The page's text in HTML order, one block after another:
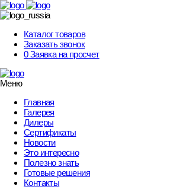
Skip
to
Каталог товаров
Заказать звонок
0 Заявка на просчет
Меню
Главная
Галерея
Дилеры
Сертификаты
Новости
Это интересно
Полезно знать
Готовые решения
Контакты